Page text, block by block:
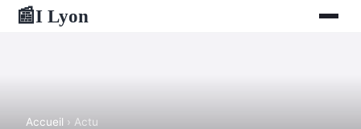
📰I Lyon
Accueil › Actu